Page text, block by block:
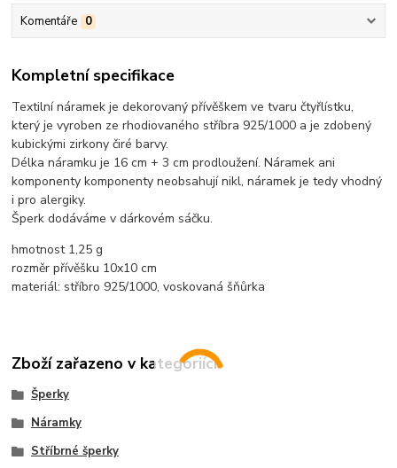
Komentáře 0
Kompletní specifikace
Textilní náramek je dekorovaný přívěškem ve tvaru čtyřlístku,
který je vyroben ze rhodiovaného stříbra 925/1000 a je zdobený
kubickými zirkony čiré barvy.
Délka náramku je 16 cm + 3 cm prodloužení. Náramek ani
komponenty komponenty neobsahují nikl, náramek je tedy vhodný
i pro alergiky.
Šperk dodáváme v dárkovém sáčku.
hmotnost 1,25 g
rozměr přívěšku 10x10 cm
materiál: stříbro 925/1000, voskovaná šňůrka
Zboží zařazeno v kategoriích
Šperky
Náramky
Stříbrné šperky